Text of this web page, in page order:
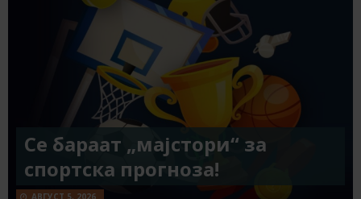
Се бараат „мајстори“ за
спортска прогноза!
АВГУСТ 5, 2026